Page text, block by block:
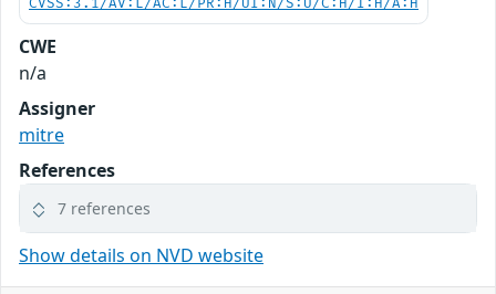
CVSS:3.1/AV:L/AC:L/PR:H/UI:N/S:U/C:H/I:H/A:H
CWE
n/a
Assigner
mitre
References
7 references
Show details on NVD website